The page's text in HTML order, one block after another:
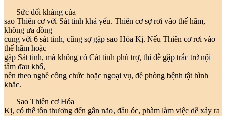
Sức đối kháng của
sao Thiên cơ với Sát tinh khá yếu. Thiên cơ sợ rơi vào thế hãm,
không ưa đồng
cung với 6 sát tinh, cũng sợ gặp sao Hóa Kị. Nếu Thiên cơ rơi vào
thế hãm hoặc
gặp Sát tinh, mà không có Cát tinh phù trợ, thì dễ gặp trắc trở nội
tâm đau khổ,
nên theo nghề công chức hoặc ngoại vụ, đề phòng bệnh tật hình
khắc.
Sao Thiên cơ Hóa
Kị, có thể tồn thương đến gân não, đầu óc, phàm làm việc dễ xảy ra